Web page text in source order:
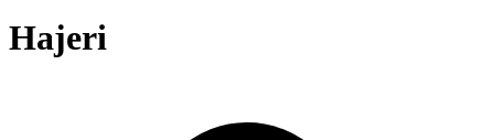
Hajeri